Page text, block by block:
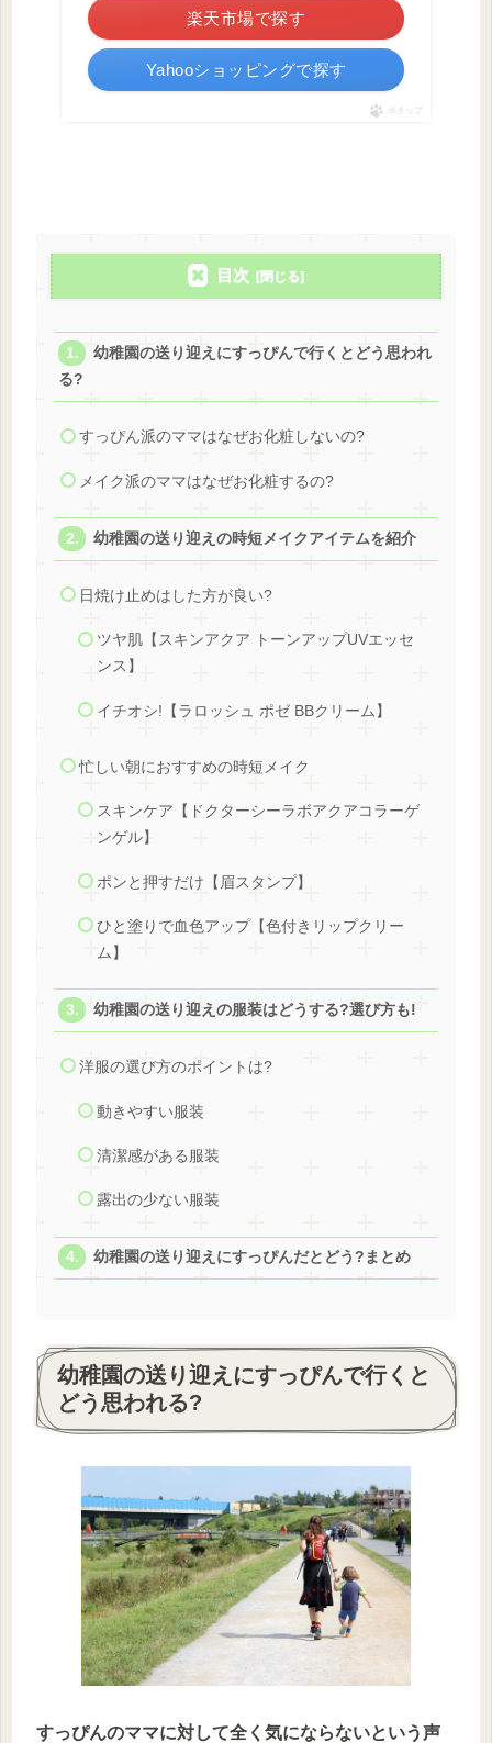
楽天市場で探す
Yahooショッピングで探す
ポチップ
目次
幼稚園の送り迎えにすっぴんで行くとどう思われ
る?
すっぴん派のママはなぜお化粧しないの?
メイク派のママはなぜお化粧するの?
幼稚園の送り迎えの時短メイクアイテムを紹介
日焼け止めはした方が良い?
ツヤ肌【スキンアクア トーンアップUVエッセ
ンス】
イチオシ!【ラロッシュ ポゼ BBクリーム】
忙しい朝におすすめの時短メイク
スキンケア【ドクターシーラボアクアコラーゲ
ンゲル】
ポンと押すだけ【眉スタンプ】
ひと塗りで血色アップ【色付きリップクリー
ム】
幼稚園の送り迎えの服装はどうする?選び方も!
洋服の選び方のポイントは?
動きやすい服装
清潔感がある服装
露出の少ない服装
幼稚園の送り迎えにすっぴんだとどう?まとめ
幼稚園の送り迎えにすっぴんで行くと
どう思われる?
すっぴんのママに対して全く気にならないという声